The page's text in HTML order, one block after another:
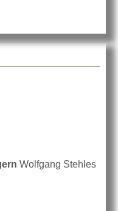
Wolfgang Stehles